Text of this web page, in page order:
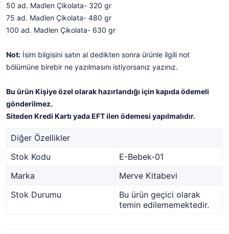
50 ad. Madlen Çikolata- 320 gr
75 ad. Madlen Çikolata- 480 gr
100 ad. Madlen Çikolata- 630 gr
Not: İsim bilgisini satın al dedikten sonra ürünle ilgili not
bölümüne birebir ne yazılmasını istiyorsanız yazınız.
Bu ürün Kişiye özel olarak hazırlandığı için kapıda ödemeli
gönderilmez.
Siteden Kredi Kartı yada EFT ilen ödemesi yapılmalıdır.
Diğer Özellikler
Stok Kodu
E-Bebek-01
Marka
Merve Kitabevi
Stok Durumu
Bu ürün geçici olarak
temin edilememektedir.